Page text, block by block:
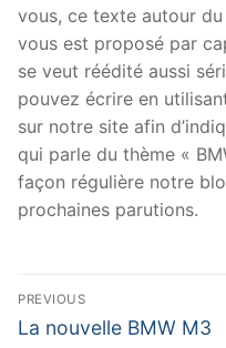
vous, ce texte autour
vous est proposé par
se veut réédité aussi
pouvez écrire en
sur notre site afin
qui parle du thème «
façon régulière notre
prochaines parutions.
Navigation
de
PREVIOUS
Previous
La nouvelle BMW M3